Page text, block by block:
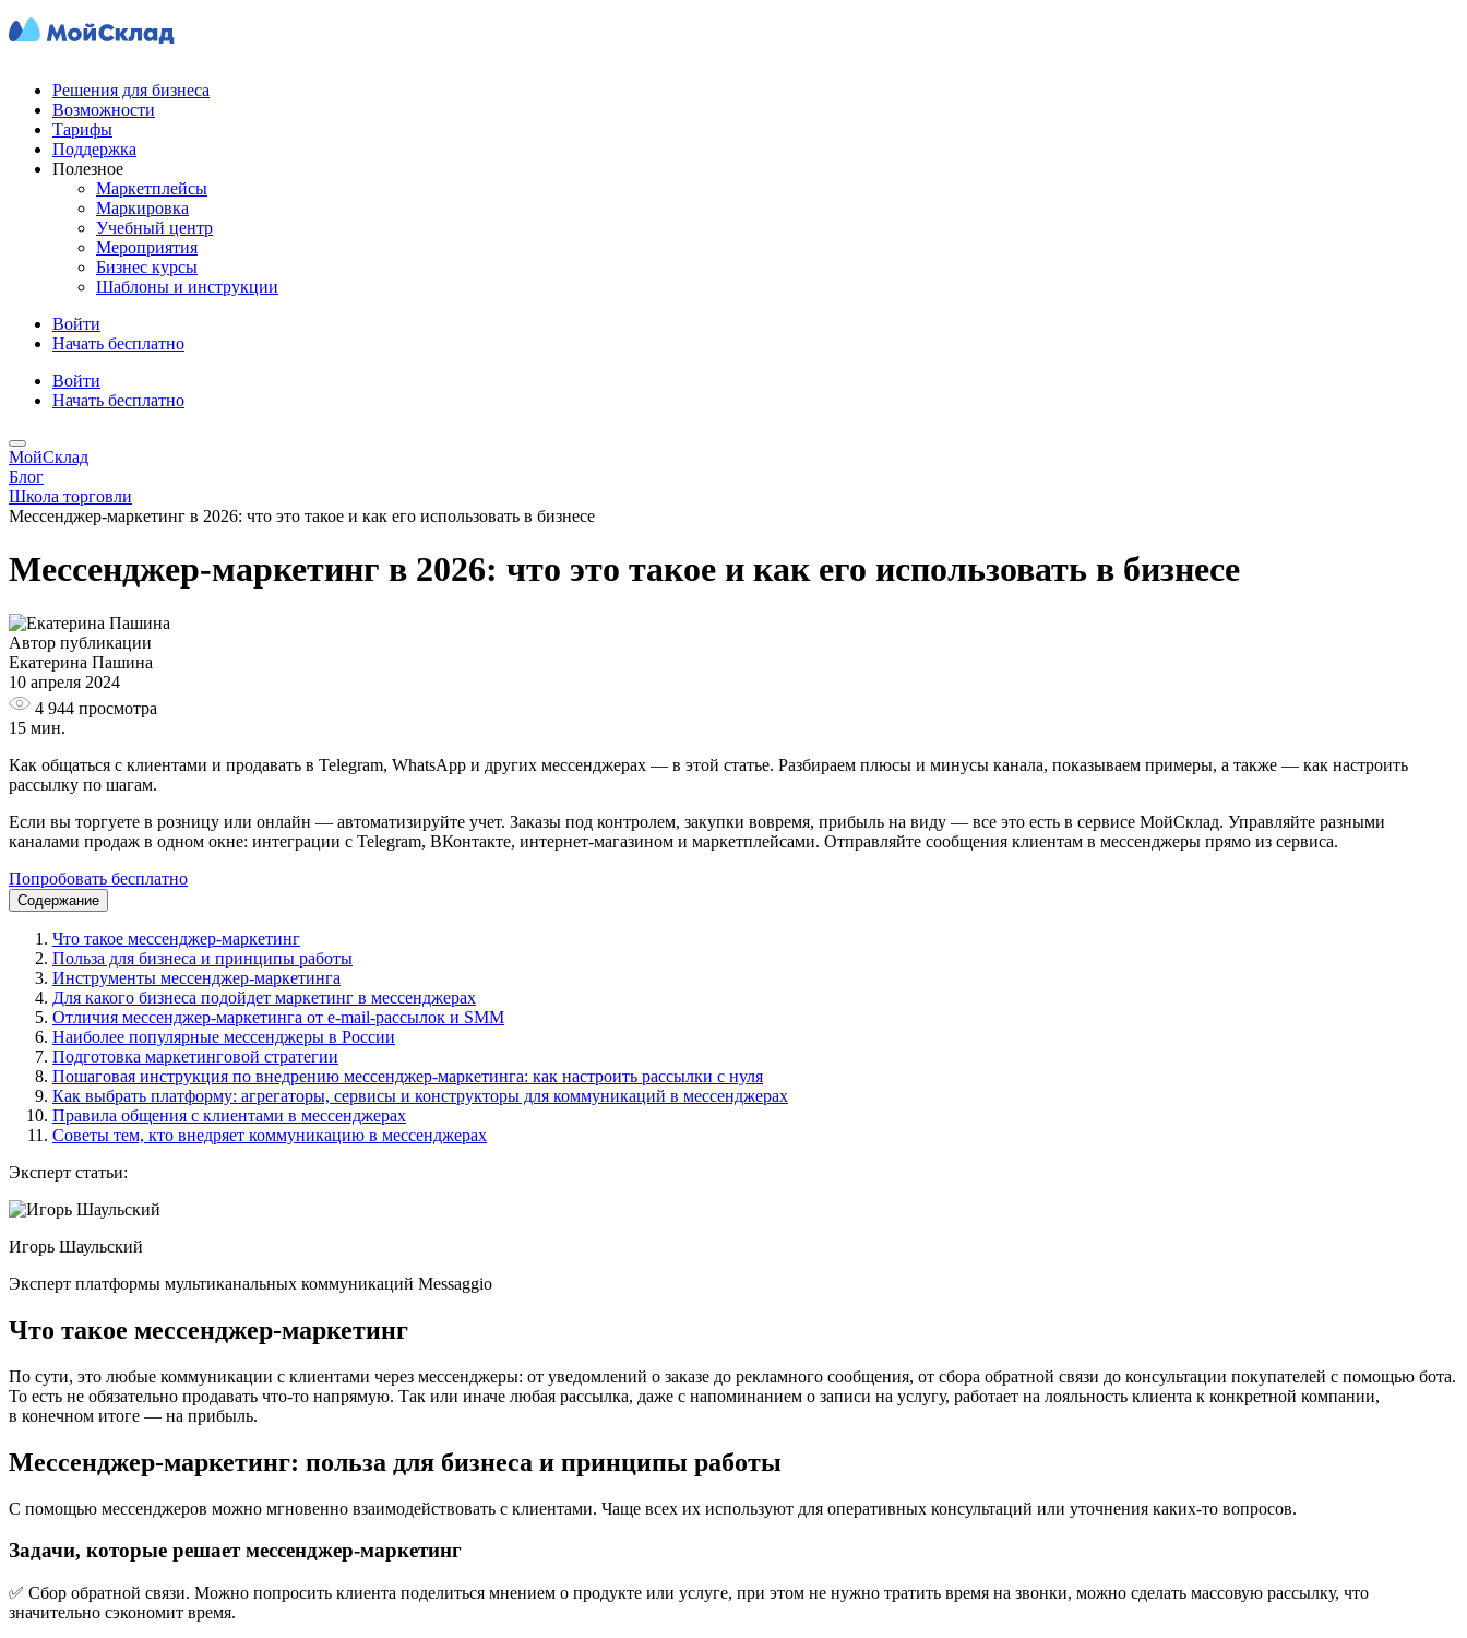
Решения для бизнеса
Возможности
Тарифы
Поддержка
Полезное
Маркетплейсы
Маркировка
Учебный центр
Мероприятия
Бизнес курсы
Шаблоны и инструкции
Войти
Начать бесплатно
Войти
Начать бесплатно
МойСклад
Блог
Школа торговли
Мессенджер-маркетинг в 2026: что это такое и как его использовать в бизнесе
Мессенджер-маркетинг в 2026: что это такое и как его использовать в бизнесе
Автор публикации
Екатерина Пашина
10 апреля 2024
4 944 просмотра
15 мин.
Как общаться с клиентами и продавать в Telegram, WhatsApp и других мессенджерах — в этой статье. Разбираем плюсы и минусы канала, показываем примеры, а также — как настроить
рассылку по шагам.
Если вы торгуете в розницу или онлайн — автоматизируйте учет. Заказы под контролем, закупки вовремя, прибыль на виду — все это есть в сервисе МойСклад. Управляйте разными
каналами продаж в одном окне: интеграции с Telegram, ВКонтакте, интернет-магазином и маркетплейсами. Отправляйте сообщения клиентам в мессенджеры прямо из сервиса.
Попробовать бесплатно
Содержание
Что такое мессенджер-маркетинг
Польза для бизнеса и принципы работы
Инструменты мессенджер-маркетинга
Для какого бизнеса подойдет маркетинг в мессенджерах
Отличия мессенджер-маркетинга от e-mail-рассылок и SMM
Наиболее популярные мессенджеры в России
Подготовка маркетинговой стратегии
Пошаговая инструкция по внедрению мессенджер-маркетинга: как настроить рассылки с нуля
Как выбрать платформу: агрегаторы, сервисы и конструкторы для коммуникаций в мессенджерах
Правила общения с клиентами в мессенджерах
Советы тем, кто внедряет коммуникацию в мессенджерах
Эксперт статьи:
Игорь Шаульский
Эксперт платформы мультиканальных коммуникаций Messaggio
Что такое мессенджер-маркетинг
По сути, это любые коммуникации с клиентами через мессенджеры: от уведомлений о заказе до рекламного сообщения, от сбора обратной связи до консультации покупателей с помощью бота.
То есть не обязательно продавать что-то напрямую. Так или иначе любая рассылка, даже с напоминанием о записи на услугу, работает на лояльность клиента к конкретной компании,
в конечном итоге — на прибыль.
Мессенджер-маркетинг: польза для бизнеса и принципы работы
С помощью мессенджеров можно мгновенно взаимодействовать с клиентами. Чаще всех их используют для оперативных консультаций или уточнения каких-то вопросов.
Задачи, которые решает мессенджер-маркетинг
✅ Сбор обратной связи. Можно попросить клиента поделиться мнением о продукте или услуге, при этом не нужно тратить время на звонки, можно сделать массовую рассылку, что
значительно сэкономит время.